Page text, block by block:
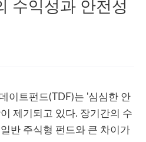
수익성과 안전성
이트펀드(TDF)는 '심심한 안
제기되고 있다. 장기간의 수
반 주식형 펀드와 큰 차이가